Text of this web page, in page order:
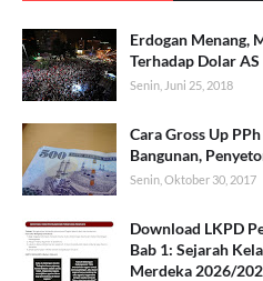
Erdogan Menang,
Terhadap Dolar AS
Senin, Juni 25, 2018
Cara Gross Up
Bangunan,
Senin, Oktober 30, 2017
Download LKPD
Bab 1: Sejarah
Merdeka 2026/